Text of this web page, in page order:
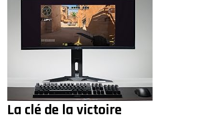
La clé de la victoire